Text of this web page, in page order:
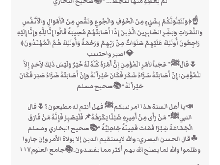
☝﴿وَلَنَبْلُوَنَّكُمْ بِشَيْءٍ مِنَ الْخَوْفِ وَالْجُوعِ وَنَقْصٍ مِنَ الْأَمْوَالِ وَالْأَنْفُسِ
وَالثَّمَرَاتِ وَبَشِّرِ الصَّابِرِينَ الَّذِينَ إِذَا أَصَابَتْهُمْ مُصِيبَةٌ قَالُوا إِنَّا لِلَّهِ وَإِنَّا إِلَيْهِ
رَاجِعُونَ أُولَئِكَ عَلَيْهِمْ صَلَوَاتٌ مِنْ رَبِّهِمْ وَرَحْمَةٌ وَأُولَئِكَ هُمُ الْمُهْتَدُونَ﴾
💎اصبر واحتسب
🌷قَالَﷺ” عَجَباً لأمْرِ الْمُؤْمِنِ إِنَّ أَمْرَهُ كُلَّهُ لَهُ خَيْرٌ وَلَيْسَ ذَلِكَ لأِحَدٍ إِلاَّ
للْمُؤْمِن: إِنْ أَصَابَتْهُ سَرَّاءُ شَكَرَ فَكَانَ خَيْراً لَهُ وَإِنْ أَصَابَتْهُ ضَرَّاءُ صَبَرَ فَكَانَ
خيْراً لَهُ “📚صحيح مسلم
📣يا أهل السنة هذا امر نبيكمﷺ فهل أنتم له مطيعون ؟🌷قال
النبيﷺ” مَنْ رَأَى مِنْ أَمِيرِهِ شَيْئًا يَكْرَهُهُ📌فَلْيَصْبِرْ فَإِنَّهُ مَنْ فَارَقَ
الْجَمَاعَةَ شِبْرًا فَمَاتَ فَمِيتَةٌ جَاهِلِيَّةٌ “📚صحيح البخاري ومسلم
☘‏قال الحسن البصري: والله لايستقيم الدين إلا بولاة الأمر وإن جاروا
وظلموا والله لما يصلح الله بهم أكثر مما يفسدون.📚جامع العلوم١١٧